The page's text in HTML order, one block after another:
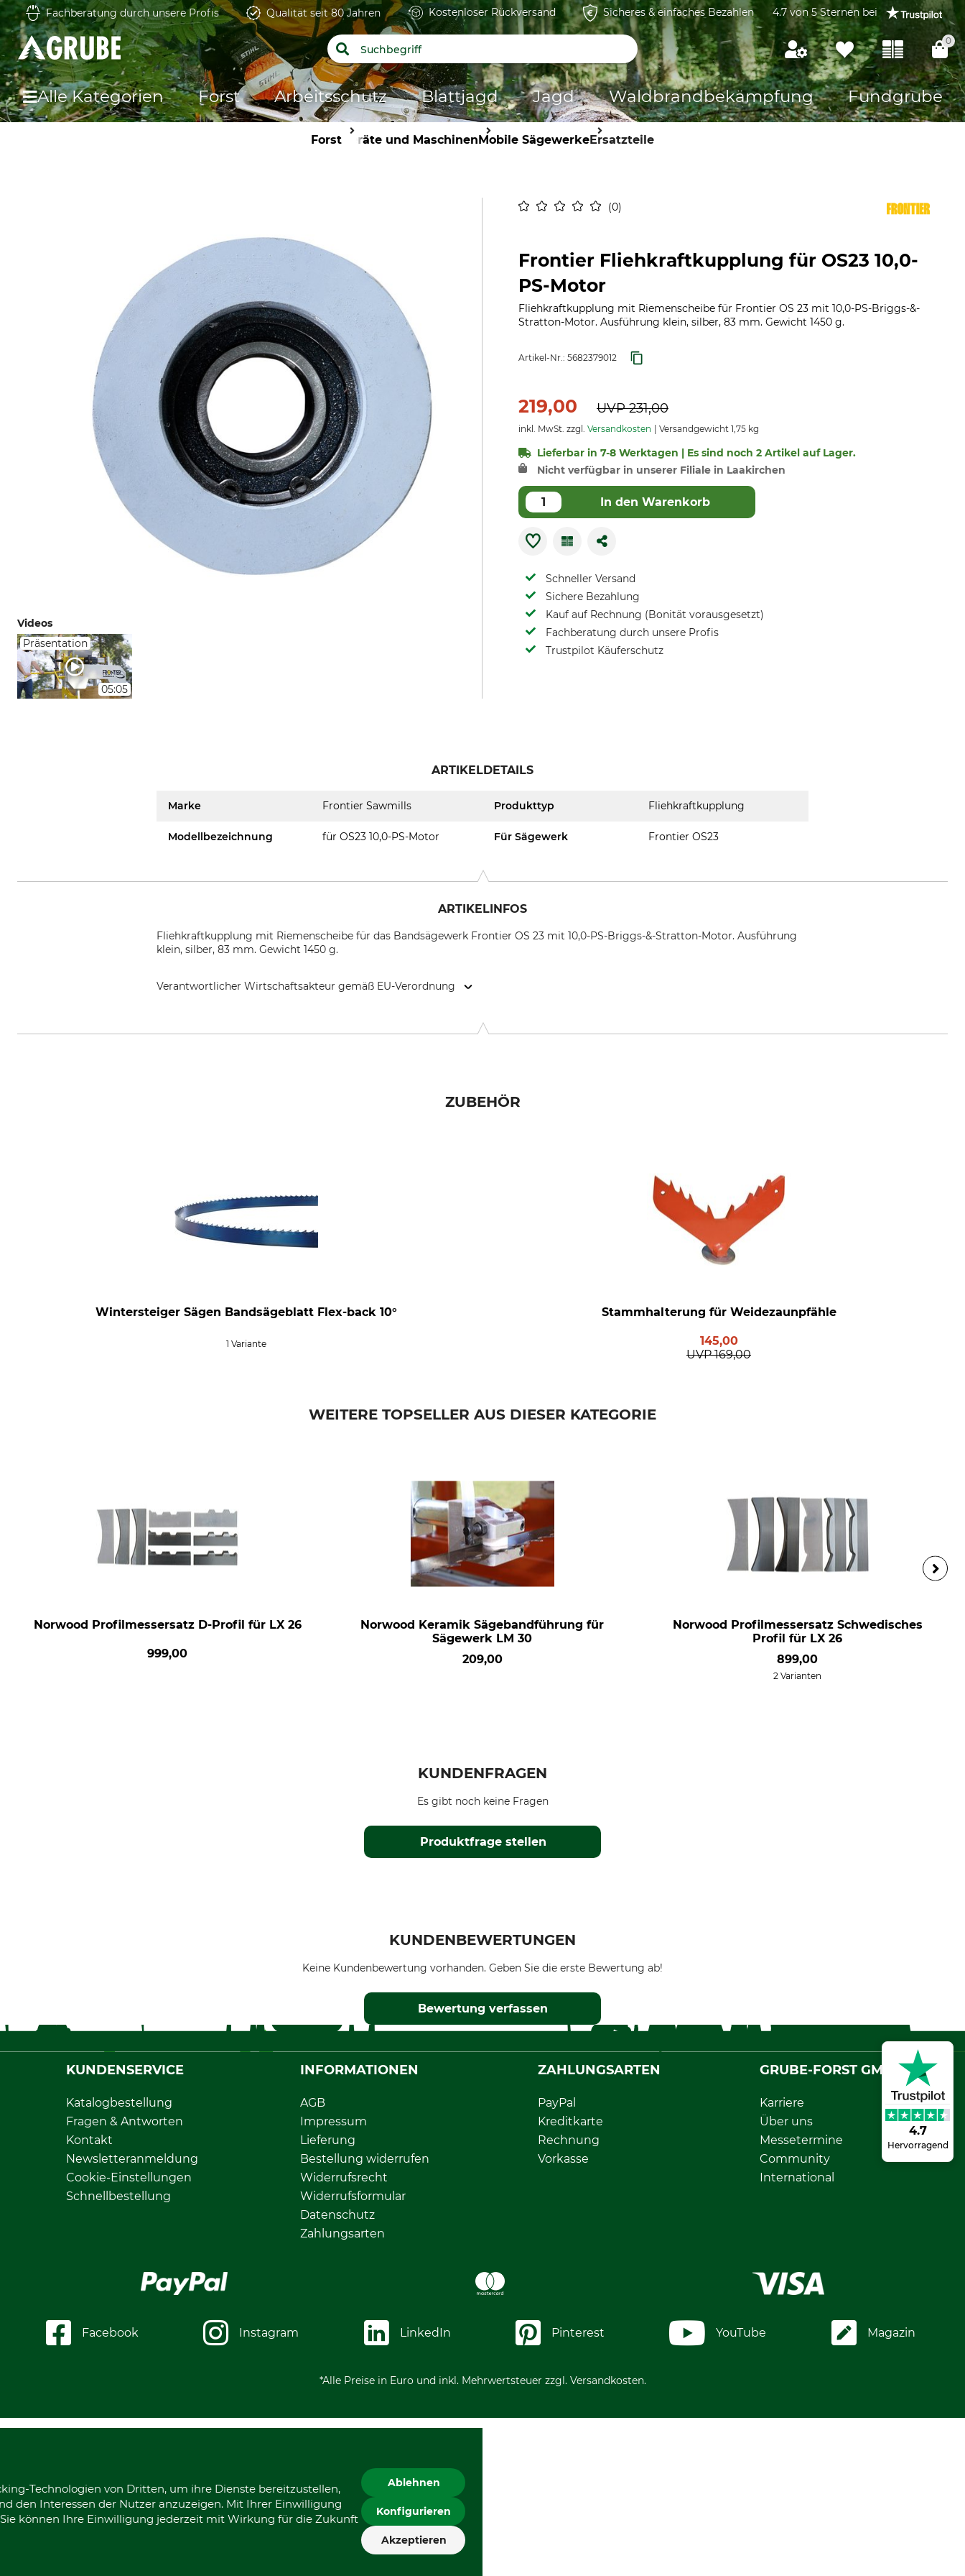
4.7
Hervorragend
Fachberatung durch unsere Profis Qualität seit 80 Jahren Kostenloser Rückversand Sicheres & einfaches Bezahlen 4.7 von 5 Sternen bei
0
Alle Kategorien Forst Arbeitsschutz Blattjagd Jagd Waldbrandbekämpfung Fundgrube
Forst Geräte und MaschinenMobile SägewerkeErsatzteile
0
Videos
Präsentation
05:05
Frontier Fliehkraftkupplung für OS23 10,0-
PS-Motor
Fliehkraftkupplung mit Riemenscheibe für Frontier OS 23 mit 10,0-PS-Briggs-&-
Stratton-Motor. Ausführung klein, silber, 83 mm. Gewicht 1450 g.
Artikel-Nr.: 5682379012
219,00 UVP231,00
inkl. MwSt. zzgl. Versandkosten Versandgewicht 1,75 kg
Lieferbar in 7-8 Werktagen | Es sind noch 2 Artikel auf Lager.
Nicht verfügbar in unserer Filiale in Laakirchen
In den Warenkorb
Schneller Versand
Sichere Bezahlung
Kauf auf Rechnung (Bonität vorausgesetzt)
Fachberatung durch unsere Profis
Trustpilot Käuferschutz
ARTIKELDETAILS
Marke Frontier Sawmills Produkttyp Fliehkraftkupplung
Modellbezeichnung für OS23 10,0-PS-Motor Für Sägewerk Frontier OS23
ARTIKELINFOS
Fliehkraftkupplung mit Riemenscheibe für das Bandsägewerk Frontier OS 23 mit 10,0-PS-Briggs-&-Stratton-Motor. Ausführung
klein, silber, 83 mm. Gewicht 1450 g.
Verantwortlicher Wirtschaftsakteur gemäß EU-Verordnung
ZUBEHÖR
Wintersteiger Sägen Bandsägeblatt Flex-back 10°
1 Variante
Stammhalterung für Weidezaunpfähle
145,00
UVP 169,00
WEITERE TOPSELLER AUS DIESER KATEGORIE
Norwood Profilmessersatz D-Profil für LX 26
999,00
Norwood Keramik Sägebandführung für
Sägewerk LM 30
209,00
Norwood Profilmessersatz Schwedisches
Profil für LX 26
899,00
2 Varianten
KUNDENFRAGEN
Produktfrage stellen
Es gibt noch keine Fragen
KUNDENBEWERTUNGEN
Keine Kundenbewertung vorhanden. Geben Sie die erste Bewertung ab!
Bewertung verfassen
KUNDENSERVICE
Katalogbestellung
Fragen & Antworten
Kontakt
Newsletteranmeldung
Cookie-Einstellungen
Schnellbestellung
INFORMATIONEN
AGB
Impressum
Lieferung
Bestellung widerrufen
Widerrufsrecht
Widerrufsformular
Datenschutz
Zahlungsarten
ZAHLUNGSARTEN
PayPal
Kreditkarte
Rechnung
Vorkasse
GRUBE-FORST GMBH
Karriere
Über uns
Messetermine
Community
International
Facebook Instagram LinkedIn Pinterest YouTube Magazin
*Alle Preise in Euro und inkl. Mehrwertsteuer zzgl. Versandkosten.
Technologien von Dritten, um ihre Dienste bereitzustellen,
den Interessen der Nutzer anzuzeigen. Mit Ihrer Einwilligung
können Ihre Einwilligung jederzeit mit Wirkung für die Zukunft
Ablehnen
Konfigurieren
Akzeptieren